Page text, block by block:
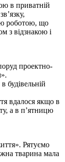
в приватній
роботою, що
з відзнакою і
проектно-
будівельній
вдалося якщо в
а в п’ятницю
Рятуємо
тварина мала